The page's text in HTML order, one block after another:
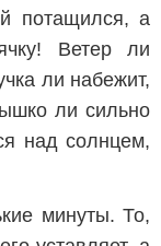
потащился, а
Ветер ли
ли набежит,
ли сильно
над солнцем,
минуты. То,